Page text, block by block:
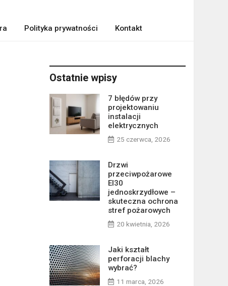
Polityka prywatności Kontakt
Ostatnie wpisy
7 błędów przy
projektowaniu
instalacji
elektrycznych
25 czerwca, 2026
Drzwi
przeciwpożarowe
EI30
jednoskrzydłowe –
skuteczna ochrona
stref pożarowych
20 kwietnia, 2026
Jaki kształt
perforacji blachy
wybrać?
11 marca, 2026